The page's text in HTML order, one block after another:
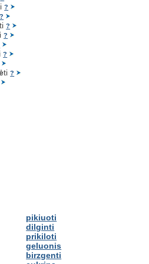
?
?
ti?
?
?
ti?
pikiuoti
dilginti
prikiloti
geluonis
birzgenti